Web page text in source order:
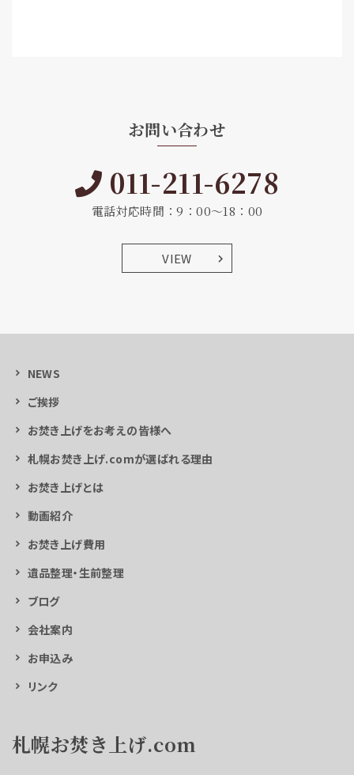
お問い合わせ
011-211-6278
電話対応時間：9：00～18：00
VIEW
NEWS
ご挨拶
お焚き上げをお考えの皆様へ
札幌お焚き上げ.comが選ばれる理由
お焚き上げとは
動画紹介
お焚き上げ費用
遺品整理・生前整理
ブログ
会社案内
お申込み
リンク
札幌お焚き上げ.com